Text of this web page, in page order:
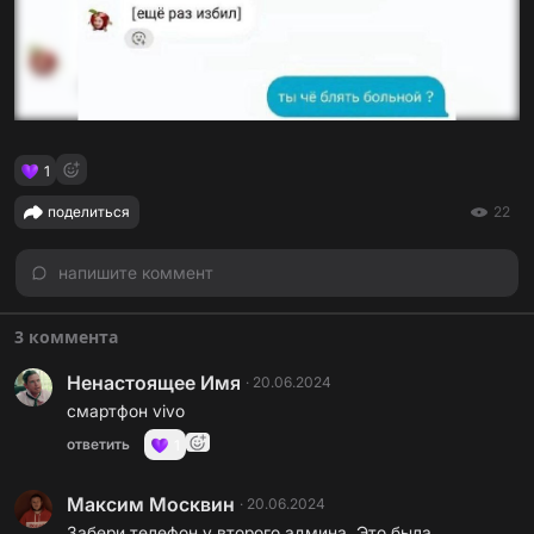
1
поделиться 22
напишите коммент
3 коммента
Ненастоящее Имя · 20.06.2024
смартфон vivo
ответить
Максим Москвин · 20.06.2024